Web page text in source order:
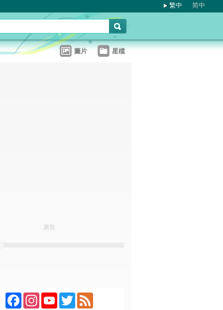
繁中 简中
圖片 星檔
廣告
FacebookInstagramYouTubeTwitterFeed